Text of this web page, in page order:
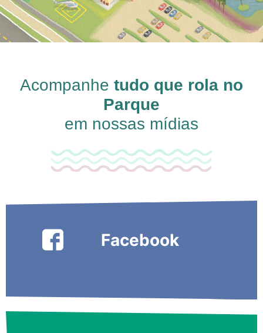
Acompanhe tudo que rola no
Parque
em nossas mídias
Facebook